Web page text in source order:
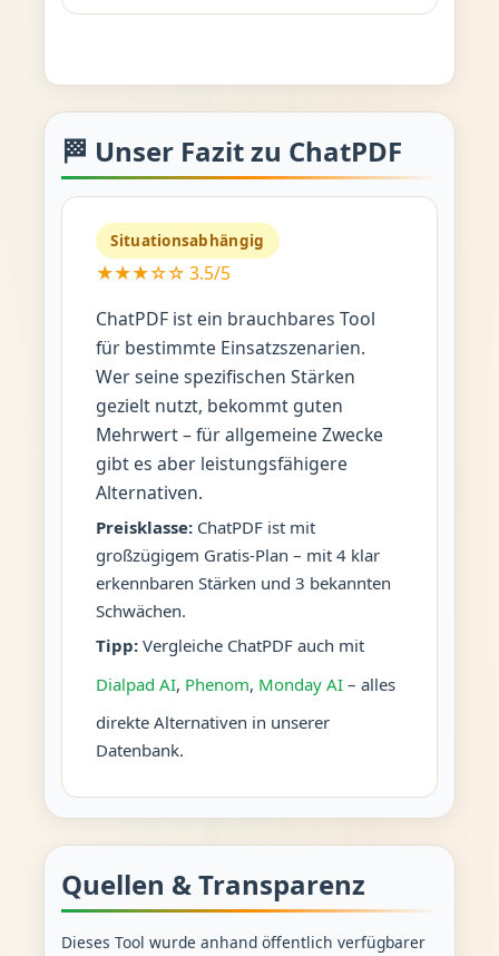
🏁 Unser Fazit zu ChatPDF
Situationsabhängig
★★★☆☆ 3.5/5
ChatPDF ist ein brauchbares Tool
für bestimmte Einsatzszenarien.
Wer seine spezifischen Stärken
gezielt nutzt, bekommt guten
Mehrwert – für allgemeine Zwecke
gibt es aber leistungsfähigere
Alternativen.
Preisklasse:ChatPDF ist mit
großzügigem Gratis-Plan – mit 4 klar
erkennbaren Stärken und 3 bekannten
Schwächen.
Tipp:Vergleiche ChatPDF auch mit
Dialpad AI, Phenom, Monday AI– alles
direkte Alternativen in unserer
Datenbank.
Quellen & Transparenz
Dieses Tool wurde anhand öffentlich verfügbarer